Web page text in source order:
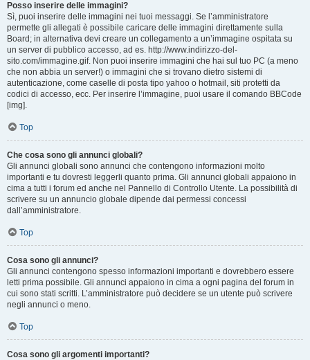
Posso inserire delle immagini?
Sì, puoi inserire delle immagini nei tuoi messaggi. Se l’amministratore
permette gli allegati è possibile caricare delle immagini direttamente sulla
Board; in alternativa devi creare un collegamento a un’immagine ospitata su
un server di pubblico accesso, ad es. http://www.indirizzo-del-
sito.com/immagine.gif. Non puoi inserire immagini che hai sul tuo PC (a meno
che non abbia un server!) o immagini che si trovano dietro sistemi di
autenticazione, come caselle di posta tipo yahoo o hotmail, siti protetti da
codici di accesso, ecc. Per inserire l’immagine, puoi usare il comando BBCode
[img].
Top
Che cosa sono gli annunci globali?
Gli annunci globali sono annunci che contengono informazioni molto
importanti e tu dovresti leggerli quanto prima. Gli annunci globali appaiono in
cima a tutti i forum ed anche nel Pannello di Controllo Utente. La possibilità di
scrivere su un annuncio globale dipende dai permessi concessi
dall’amministratore.
Top
Cosa sono gli annunci?
Gli annunci contengono spesso informazioni importanti e dovrebbero essere
letti prima possibile. Gli annunci appaiono in cima a ogni pagina del forum in
cui sono stati scritti. L’amministratore può decidere se un utente può scrivere
negli annunci o meno.
Top
Cosa sono gli argomenti importanti?